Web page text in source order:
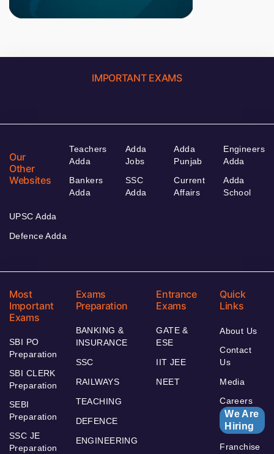
IMPORTANT EXAMS
Our
Other
Websites
Teachers
Adda
Bankers
Adda
Adda
Jobs
SSC
Adda
Adda
Punjab
Current
Affairs
Engineers
Adda
Adda
School
UPSC Adda
Defence Adda
Most
Important
Exams
SBI PO
Preparation
SBI CLERK
Preparation
SEBI
Preparation
SSC JE
Preparation
Exams
Preparation
BANKING &
INSURANCE
SSC
RAILWAYS
TEACHING
DEFENCE
ENGINEERING
Entrance
Exams
GATE &
ESE
IIT JEE
NEET
Quick
Links
About Us
Contact
Us
Media
Careers
We Are
Hiring
Franchise